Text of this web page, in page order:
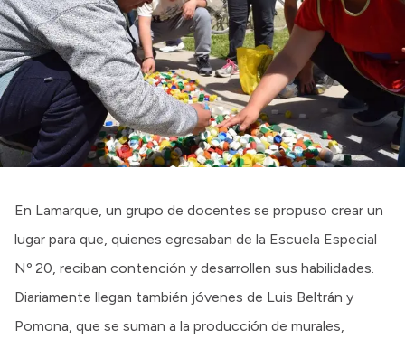
Consulta de pago a proveedores
Convocatorias
Intranet
Login
En Lamarque, un grupo de docentes se propuso crear un
lugar para que, quienes egresaban de la Escuela Especial
Nº 20, reciban contención y desarrollen sus habilidades.
Diariamente llegan también jóvenes de Luis Beltrán y
Pomona, que se suman a la producción de murales,